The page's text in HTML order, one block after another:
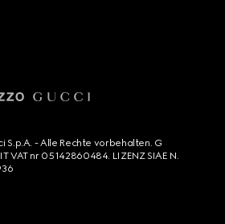
S.p.A. - Alle Rechte vorbehalten. G
VAT nr 05142860484. LIZENZ SIAE N.